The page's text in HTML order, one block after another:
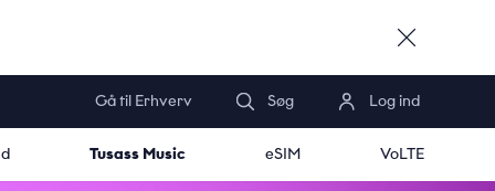
Gå til Erhverv Søg Log ind
Tusass Music eSIM VoLTE